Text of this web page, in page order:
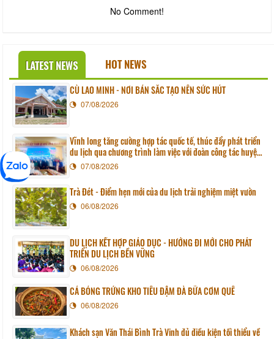
No Comment!
LATEST NEWS HOT NEWS
CÙ LAO MINH - NƠI BẢN SẮC TẠO NÊN SỨC HÚT
07/08/2026
Vĩnh long tăng cường hợp tác quốc tế, thúc đẩy phát triển
du lịch qua chương trình làm việc với đoàn công tác huyện
Sunchang (Hàn quốc)
07/08/2026
Trà Đét - Điểm hẹn mới của du lịch trải nghiệm miệt vườn
06/08/2026
DU LỊCH KẾT HỢP GIÁO DỤC - HƯỚNG ĐI MỚI CHO PHÁT
TRIỂN DU LỊCH BỀN VỮNG
06/08/2026
CÁ BÓNG TRỨNG KHO TIÊU ĐẬM ĐÀ BỮA CƠM QUÊ
06/08/2026
Khách sạn Văn Thái Bình Trà Vinh đủ điều kiện tối thiểu về